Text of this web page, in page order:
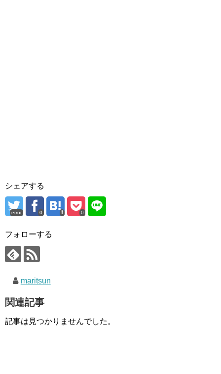
シェアする
error 0 0
フォローする
maritsun
関連記事
記事は見つかりませんでした。